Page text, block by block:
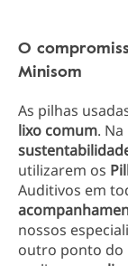
O
Minisom
As pilhas
lixo comum. Na
utilizarem os
Auditivos em
nossos
outro ponto do